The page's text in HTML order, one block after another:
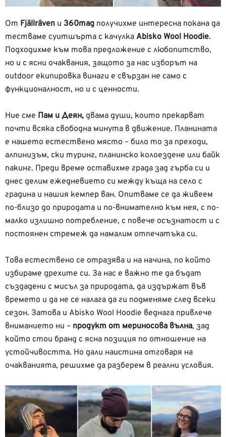
От Fjällräven и 360mag получихме интересна покана да
тестваме суитшърта с качулка Abisko Wool Hoodie.
Подходихме към това предложение с любопитство,
но и с ясни очаквания, защото за нас изборът на
outdoor екипировка винаги е свързан не само с
функционалност, но и с ценности.
Ние сме Пам и Деян, двама души, които прекарват
почти всяка свободна минута в движение. Планината
е нашето естествено място – било то за преходи,
алпинизъм, ски туринг, планинско колоездене или байк
пакинг. Преди време оставихме града зад гърба си и
днес делим ежедневието си между къща на село с
градина и нашия кемпер ван. Опитваме се да живеем
по-близо до природата и по-внимателно към нея, с по-
малко излишно потребление, с повече осъзнатост и с
постоянен стремеж да намалим отпечатъка си.
Това естествено се отразява и на начина, по който
избираме дрехите си. За нас е важно те да бъдат
създадени с мисъл за природата, да издържат във
времето и да не се налага да ги подменяме след всеки
сезон. Затова и Abisko Wool Hoodie веднага привлече
вниманието ни – продукт от мериносова вълна, зад
който стои бранд с ясна позиция по отношение на
устойчивостта. Но дали наистина отговаря на
очакванията, решихме да разберем в реални условия.